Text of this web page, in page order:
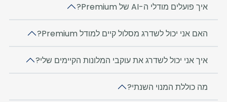
איך פועלים מודלי ה-AI של Premium?
האם אני יכול לשדרג מסלול קיים למודל Premium?
איך אני יכול לשדרג את עוקבי המלונות הקיימים שלי?
מה כוללת המנוי השנתי?